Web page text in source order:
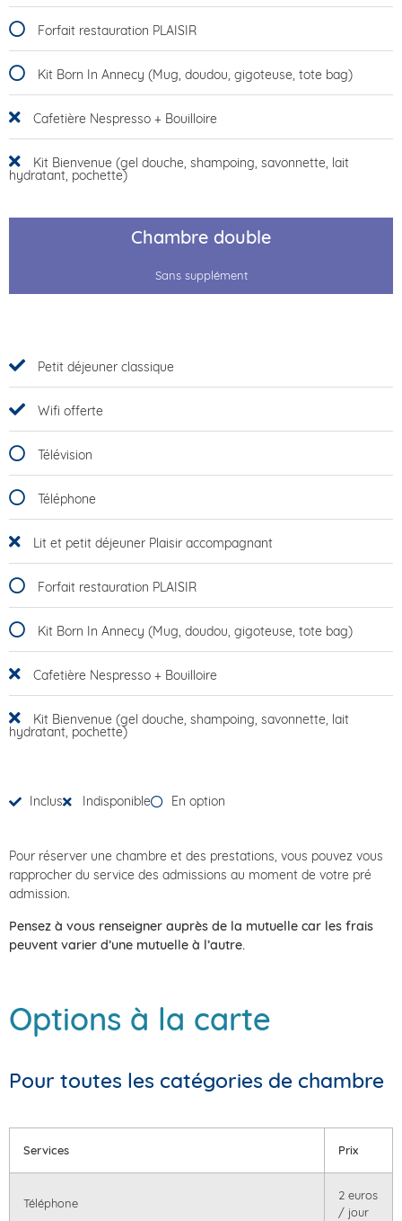
Forfait restauration PLAISIR
Kit Born In Annecy (Mug, doudou, gigoteuse, tote bag)
Cafetière Nespresso + Bouilloire
Kit Bienvenue (gel douche, shampoing, savonnette, lait
hydratant, pochette)
Chambre double
Sans supplément
Petit déjeuner classique
Wifi offerte
Télévision
Téléphone
Lit et petit déjeuner Plaisir accompagnant
Forfait restauration PLAISIR
Kit Born In Annecy (Mug, doudou, gigoteuse, tote bag)
Cafetière Nespresso + Bouilloire
Kit Bienvenue (gel douche, shampoing, savonnette, lait
hydratant, pochette)
Inclus Indisponible En option
Pour réserver une chambre et des prestations, vous pouvez vous
rapprocher du service des admissions au moment de votre pré
admission.
Pensez à vous renseigner auprès de la mutuelle car les frais
peuvent varier d’une mutuelle à l’autre.
Options à la carte
Pour toutes les catégories de chambre
Services Prix
Téléphone
2 euros
/ jour